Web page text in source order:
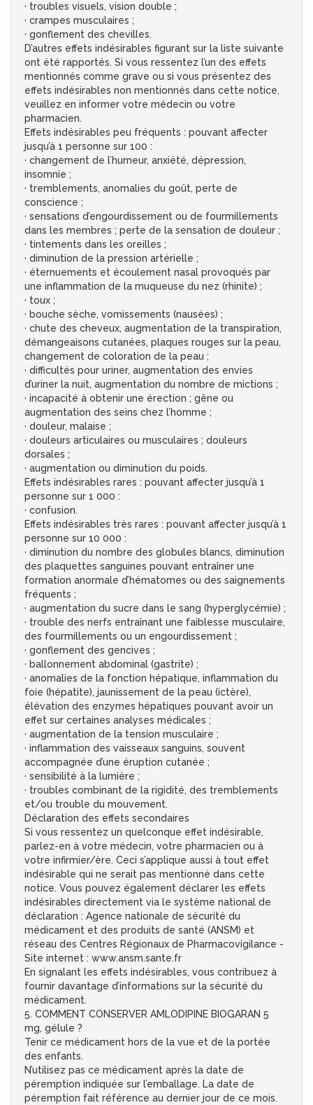
· troubles visuels, vision double ;
· crampes musculaires ;
· gonflement des chevilles.
D’autres effets indésirables figurant sur la liste suivante
ont été rapportés. Si vous ressentez l’un des effets
mentionnés comme grave ou si vous présentez des
effets indésirables non mentionnés dans cette notice,
veuillez en informer votre médecin ou votre
pharmacien.
Effets indésirables peu fréquents : pouvant affecter
jusqu’à 1 personne sur 100 :
· changement de l’humeur, anxiété, dépression,
insomnie ;
· tremblements, anomalies du goût, perte de
conscience ;
· sensations d’engourdissement ou de fourmillements
dans les membres ; perte de la sensation de douleur ;
· tintements dans les oreilles ;
· diminution de la pression artérielle ;
· éternuements et écoulement nasal provoqués par
une inflammation de la muqueuse du nez (rhinite) ;
· toux ;
· bouche sèche, vomissements (nausées) ;
· chute des cheveux, augmentation de la transpiration,
démangeaisons cutanées, plaques rouges sur la peau,
changement de coloration de la peau ;
· difficultés pour uriner, augmentation des envies
d’uriner la nuit, augmentation du nombre de mictions ;
· incapacité à obtenir une érection ; gêne ou
augmentation des seins chez l’homme ;
· douleur, malaise ;
· douleurs articulaires ou musculaires ; douleurs
dorsales ;
· augmentation ou diminution du poids.
Effets indésirables rares : pouvant affecter jusqu’à 1
personne sur 1 000 :
· confusion.
Effets indésirables très rares : pouvant affecter jusqu’à 1
personne sur 10 000 :
· diminution du nombre des globules blancs, diminution
des plaquettes sanguines pouvant entraîner une
formation anormale d’hématomes ou des saignements
fréquents ;
· augmentation du sucre dans le sang (hyperglycémie) ;
· trouble des nerfs entraînant une faiblesse musculaire,
des fourmillements ou un engourdissement ;
· gonflement des gencives ;
· ballonnement abdominal (gastrite) ;
· anomalies de la fonction hépatique, inflammation du
foie (hépatite), jaunissement de la peau (ictère),
élévation des enzymes hépatiques pouvant avoir un
effet sur certaines analyses médicales ;
· augmentation de la tension musculaire ;
· inflammation des vaisseaux sanguins, souvent
accompagnée d’une éruption cutanée ;
· sensibilité à la lumière ;
· troubles combinant de la rigidité, des tremblements
et/ou trouble du mouvement.
Déclaration des effets secondaires
Si vous ressentez un quelconque effet indésirable,
parlez-en à votre médecin, votre pharmacien ou à
votre infirmier/ère. Ceci s’applique aussi à tout effet
indésirable qui ne serait pas mentionné dans cette
notice. Vous pouvez également déclarer les effets
indésirables directement via le système national de
déclaration : Agence nationale de sécurité du
médicament et des produits de santé (ANSM) et
réseau des Centres Régionaux de Pharmacovigilance -
Site internet : www.ansm.sante.fr
En signalant les effets indésirables, vous contribuez à
fournir davantage d’informations sur la sécurité du
médicament.
5. COMMENT CONSERVER AMLODIPINE BIOGARAN 5
mg, gélule ?
Tenir ce médicament hors de la vue et de la portée
des enfants.
N’utilisez pas ce médicament après la date de
péremption indiquée sur l’emballage. La date de
péremption fait référence au dernier jour de ce mois.